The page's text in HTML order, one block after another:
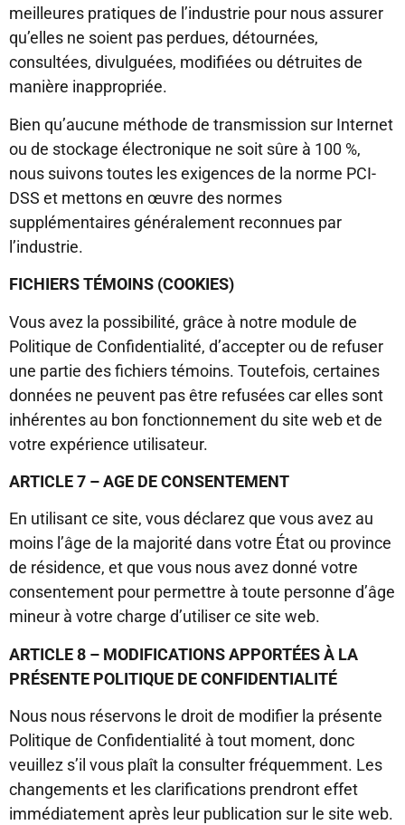
meilleures pratiques de l’industrie pour nous assurer
qu’elles ne soient pas perdues, détournées,
consultées, divulguées, modifiées ou détruites de
manière inappropriée.
Bien qu’aucune méthode de transmission sur Internet
ou de stockage électronique ne soit sûre à 100 %,
nous suivons toutes les exigences de la norme PCI-
DSS et mettons en œuvre des normes
supplémentaires généralement reconnues par
l’industrie.
FICHIERS TÉMOINS (COOKIES)
Vous avez la possibilité, grâce à notre module de
Politique de Confidentialité, d’accepter ou de refuser
une partie des fichiers témoins. Toutefois, certaines
données ne peuvent pas être refusées car elles sont
inhérentes au bon fonctionnement du site web et de
votre expérience utilisateur.
ARTICLE 7 – AGE DE CONSENTEMENT
En utilisant ce site, vous déclarez que vous avez au
moins l’âge de la majorité dans votre État ou province
de résidence, et que vous nous avez donné votre
consentement pour permettre à toute personne d’âge
mineur à votre charge d’utiliser ce site web.
ARTICLE 8 – MODIFICATIONS APPORTÉES À LA
PRÉSENTE POLITIQUE DE CONFIDENTIALITÉ
Nous nous réservons le droit de modifier la présente
Politique de Confidentialité à tout moment, donc
veuillez s’il vous plaît la consulter fréquemment. Les
changements et les clarifications prendront effet
immédiatement après leur publication sur le site web.